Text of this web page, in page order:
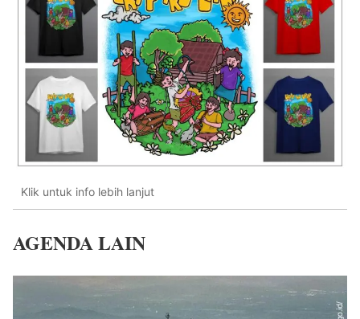
Klik untuk info lebih lanjut
AGENDA LAIN